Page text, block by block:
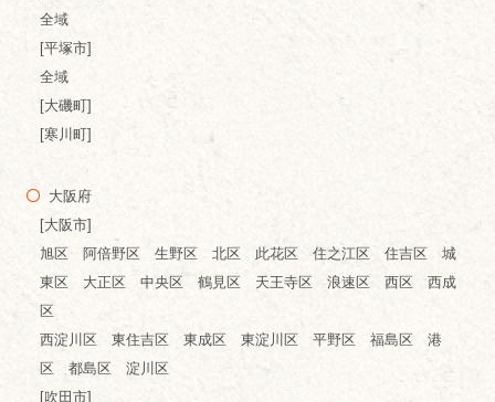
全域
[平塚市]
全域
[大磯町]
[寒川町]
大阪府
[大阪市]
旭区 阿倍野区 生野区 北区 此花区 住之江区 住吉区 城
東区 大正区 中央区 鶴見区 天王寺区 浪速区 西区 西成
区
西淀川区 東住吉区 東成区 東淀川区 平野区 福島区 港
区 都島区 淀川区
[吹田市]